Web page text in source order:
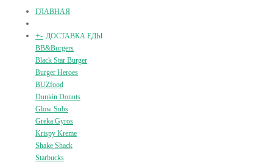
ГЛАВНАЯ
+- ДОСТАВКА ЕДЫ
BB&Burgers
Black Star Burger
Burger Heroes
BUZfood
Dunkin Donuts
Glow Subs
Greka Gyros
Krispy Kreme
Shake Shack
Starbucks